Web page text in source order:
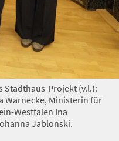
Stadthaus-Projekt (v.l.):
Warnecke, Ministerin für
Westfalen Ina
Jablonski.